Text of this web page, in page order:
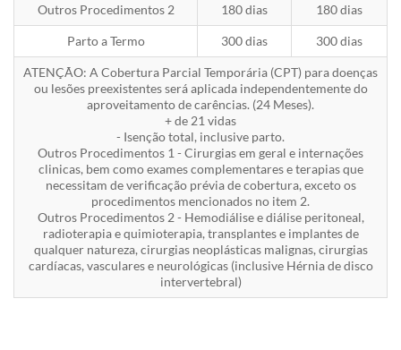
Outros Procedimentos 2 180 dias 180 dias
Parto a Termo 300 dias 300 dias
ATENÇÃO: A Cobertura Parcial Temporária (CPT) para doenças
ou lesões preexistentes será aplicada independentemente do
aproveitamento de carências. (24 Meses).
+ de 21 vidas
- Isenção total, inclusive parto.
Outros Procedimentos 1 - Cirurgias em geral e internações
clinicas, bem como exames complementares e terapias que
necessitam de verificação prévia de cobertura, exceto os
procedimentos mencionados no item 2.
Outros Procedimentos 2 - Hemodiálise e diálise peritoneal,
radioterapia e quimioterapia, transplantes e implantes de
qualquer natureza, cirurgias neoplásticas malignas, cirurgias
cardíacas, vasculares e neurológicas (inclusive Hérnia de disco
intervertebral)